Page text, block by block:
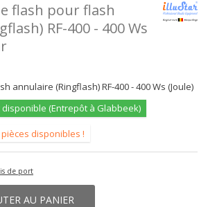
flash pour flash
RF-400 - 400 Ws
annulaire (Ringflash) RF-400 - 400 Ws (Joule)
(Entrepôt à Glabbeek)
disponibles !
de port
AU PANIER